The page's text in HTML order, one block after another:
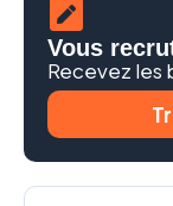
Vous
Recevez les